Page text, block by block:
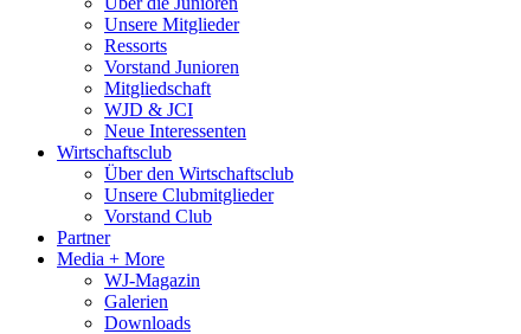
Unsere Mitglieder
Ressorts
Vorstand Junioren
Mitgliedschaft
WJD & JCI
Neue Interessenten
Wirtschaftsclub
Über den Wirtschaftsclub
Unsere Clubmitglieder
Vorstand Club
Partner
Media + More
WJ-Magazin
Galerien
Downloads